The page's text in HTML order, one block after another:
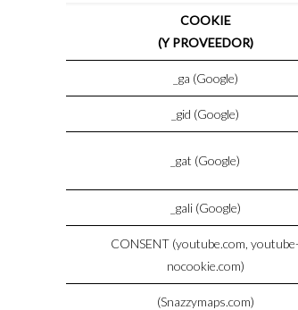
COOKIE
(Y PROVEEDOR)
_ga (Google)
_gid (Google)
_gat (Google)
_gali (Google)
CONSENT (youtube.com, youtube-
nocookie.com)
(Snazzymaps.com)